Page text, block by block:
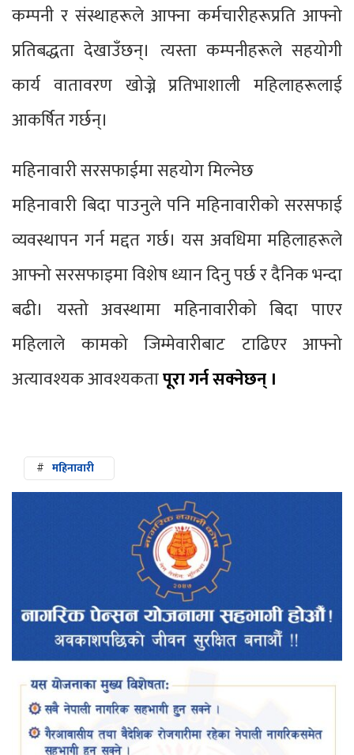
कम्पनी र संस्थाहरूले आफ्ना कर्मचारीहरूप्रति आफ्नो
प्रतिबद्धता देखाउँछन्। त्यस्ता कम्पनीहरूले सहयोगी
कार्य वातावरण खोज्ने प्रतिभाशाली महिलाहरूलाई
आकर्षित गर्छन्।
महिनावारी सरसफाईमा सहयोग मिल्नेछ
महिनावारी बिदा पाउनुले पनि महिनावारीको सरसफाई
व्यवस्थापन गर्न मद्दत गर्छ। यस अवधिमा महिलाहरूले
आफ्नो सरसफाइमा विशेष ध्यान दिनु पर्छ र दैनिक भन्दा
बढी। यस्तो अवस्थामा महिनावारीको बिदा पाएर
महिलाले कामको जिम्मेवारीबाट टाढिएर आफ्नो
अत्यावश्यक आवश्यकतापूरा गर्न सक्नेछन् ।
# महिनावारी